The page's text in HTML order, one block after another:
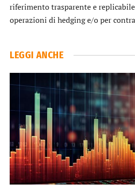
riferimento trasparente e
operazioni di hedging e/o per
LEGGI ANCHE